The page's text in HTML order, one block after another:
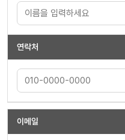
연락처
이메일